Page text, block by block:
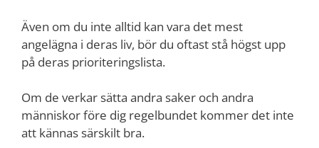
Även om du inte alltid kan vara det mest
angelägna i deras liv, bör du oftast stå högst upp
på deras prioriteringslista.
Om de verkar sätta andra saker och andra
människor före dig regelbundet kommer det inte
att kännas särskilt bra.